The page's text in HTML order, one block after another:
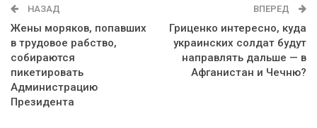
НАЗАД
Жены моряков, попавших
в трудовое рабство,
собираются
пикетировать
Администрацию
Президента
ВПЕРЕД
Гриценко интересно, куда
украинских солдат будут
направлять дальше — в
Афганистан и Чечню?